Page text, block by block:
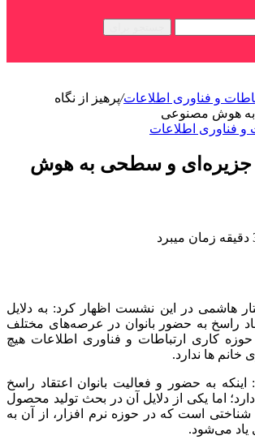
و فناوری اطلاعات/پرهیز از نگاه
هوش مصنوعی
و فناوری اطلاعات
جزیره‌ای و سطحی به هوش
هاشمی در این نشست اظهار کرد: به دلایل
راسخ به حضور بانوان در عرصه‌های مختلف
کاری ارتباطات و فناوری اطلاعات هیچ
خانم ها ندارد.
به حضور و فعالیت بانوان اعتقاد راسخ
اما یکی از دلایل آن در بحث تولید محصول
شناختی است که در حوزه نرم افزار، از آن به
یاد می‌شود.